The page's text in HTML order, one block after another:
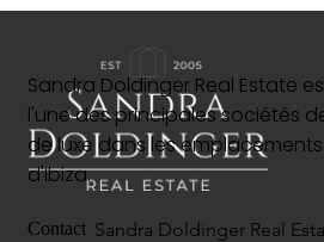
Sandra Doldinger Real Estate
l'une des principales sociétés
de luxe dans les
d'Ibiza.
Contact Sandra Doldinger Real